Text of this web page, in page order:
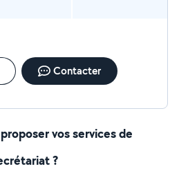
Contacter
vos services de
?